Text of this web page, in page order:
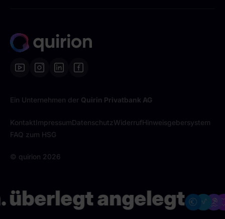
Ein Unternehmen der Quirin Privatbank AG
KontaktImpressumDatenschutzWiderrufHinweisgebersystem
FAQ zum HSG
© quirion 2026
angelegt